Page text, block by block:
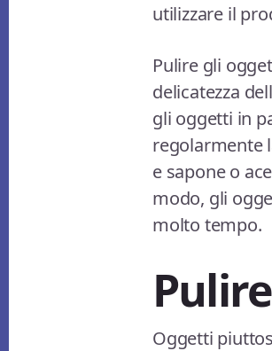
utilizzare il
Pulire gli
delicatezza
gli oggetti in
regolarmente
e sapone o
modo, gli
molto tempo.
Oggetti